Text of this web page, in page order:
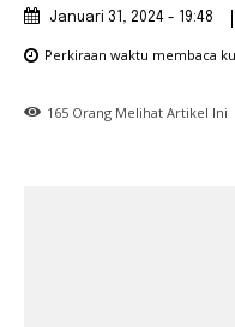
Januari 31, 2024 - 19:48
Perkiraan waktu membaca
165 Orang Melihat Artikel Ini